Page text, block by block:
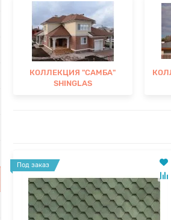
КОЛЛЕКЦИЯ "САМБА"
SHINGLAS
Под заказ